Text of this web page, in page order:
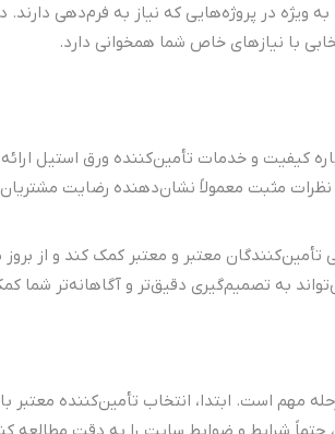
در پروژه‌هایی که نیاز به فرم‌دهی
با نیازهای خاص شما همخوانی دارد.
کیفیت و خدمات تأمین‌کننده ورق استیل
مثبت معمولاً نشان‌دهنده رضایت
معتبر و معتبر کمک کند و از
به تصمیم‌گیری دقیق‌تر و آگاهانه‌تر شما
مهم است. ابتدا، انتخاب تأمین‌کننده